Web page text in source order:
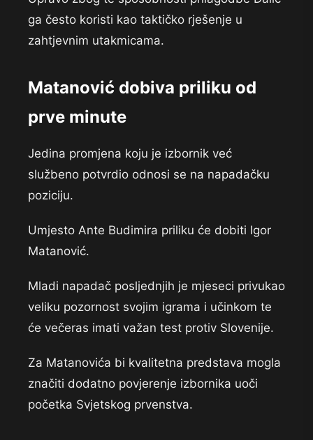
ga često koristi kao taktičko rješenje u
zahtjevnim utakmicama.
Matanović dobiva priliku od
prve minute
Jedina promjena koju je izbornik već
službeno potvrdio odnosi se na napadačku
poziciju.
Umjesto Ante Budimira priliku će dobiti Igor
Matanović.
Mladi napadač posljednjih je mjeseci privukao
veliku pozornost svojim igrama i učinkom te
će večeras imati važan test protiv Slovenije.
Za Matanovića bi kvalitetna predstava mogla
značiti dodatno povjerenje izbornika uoči
početka Svjetskog prvenstva.